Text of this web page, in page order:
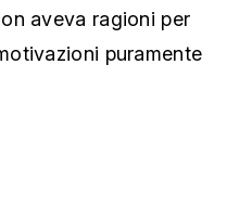
aveva ragioni per
puramente